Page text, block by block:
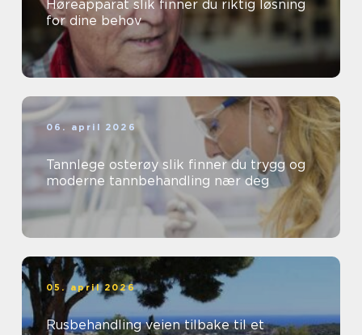
Høreapparat slik finner du riktig løsning
for dine behov
06. april 2026
Tannlege osterøy slik finner du trygg og
moderne tannbehandling nær deg
05. april 2026
Rusbehandling veien tilbake til et